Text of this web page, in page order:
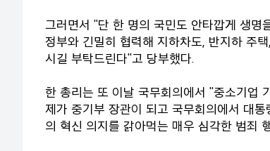
그러면서 "단 한 명의 국민도 안타깝게 생명
정부와 긴밀히 협력해 지하차도, 반지하 주
시길 부탁드린다"고 당부했다.
한 총리는 또 이날 국무회의에서 "중소기업
제가 중기부 장관이 되고 국무회의에서 대
의 혁신 의지를 갉아먹는 매우 심각한 범죄